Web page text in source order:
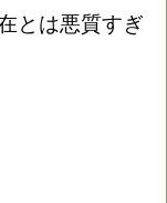
とは悪質すぎ